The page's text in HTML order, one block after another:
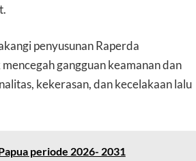
penyusunan Raperda
gangguan keamanan dan
kekerasan, dan kecelakaan lalu
periode 2026- 2031